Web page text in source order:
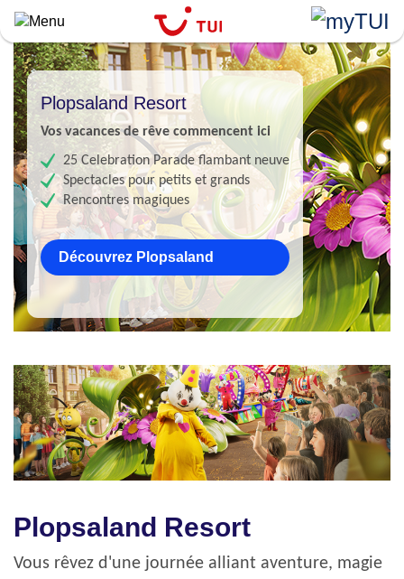
Aller
au
contenu
principal
Plopsaland Resort
Vos vacances de rêve commencent ici
25 Celebration Parade flambant neuve
Spectacles pour petits et grands
Rencontres magiques
Découvrez Plopsaland
Plopsaland Resort
Vous rêvez d'une journée alliant aventure, magie